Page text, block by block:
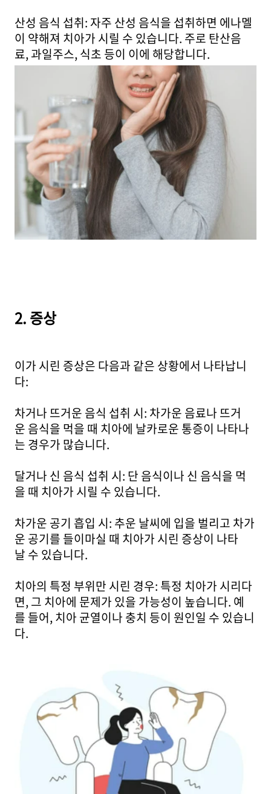
산성 음식 섭취: 자주 산성 음식을 섭취하면 에나멜
이 약해져 치아가 시릴 수 있습니다. 주로 탄산음
료, 과일주스, 식초 등이 이에 해당합니다.
2. 증상
이가 시린 증상은 다음과 같은 상황에서 나타납니
다:
차거나 뜨거운 음식 섭취 시: 차가운 음료나 뜨거
운 음식을 먹을 때 치아에 날카로운 통증이 나타나
는 경우가 많습니다.
달거나 신 음식 섭취 시: 단 음식이나 신 음식을 먹
을 때 치아가 시릴 수 있습니다.
차가운 공기 흡입 시: 추운 날씨에 입을 벌리고 차가
운 공기를 들이마실 때 치아가 시린 증상이 나타
날 수 있습니다.
치아의 특정 부위만 시린 경우: 특정 치아가 시리다
면, 그 치아에 문제가 있을 가능성이 높습니다. 예
를 들어, 치아 균열이나 충치 등이 원인일 수 있습니
다.